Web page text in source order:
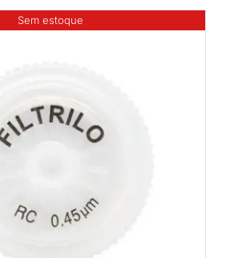
Sem estoque